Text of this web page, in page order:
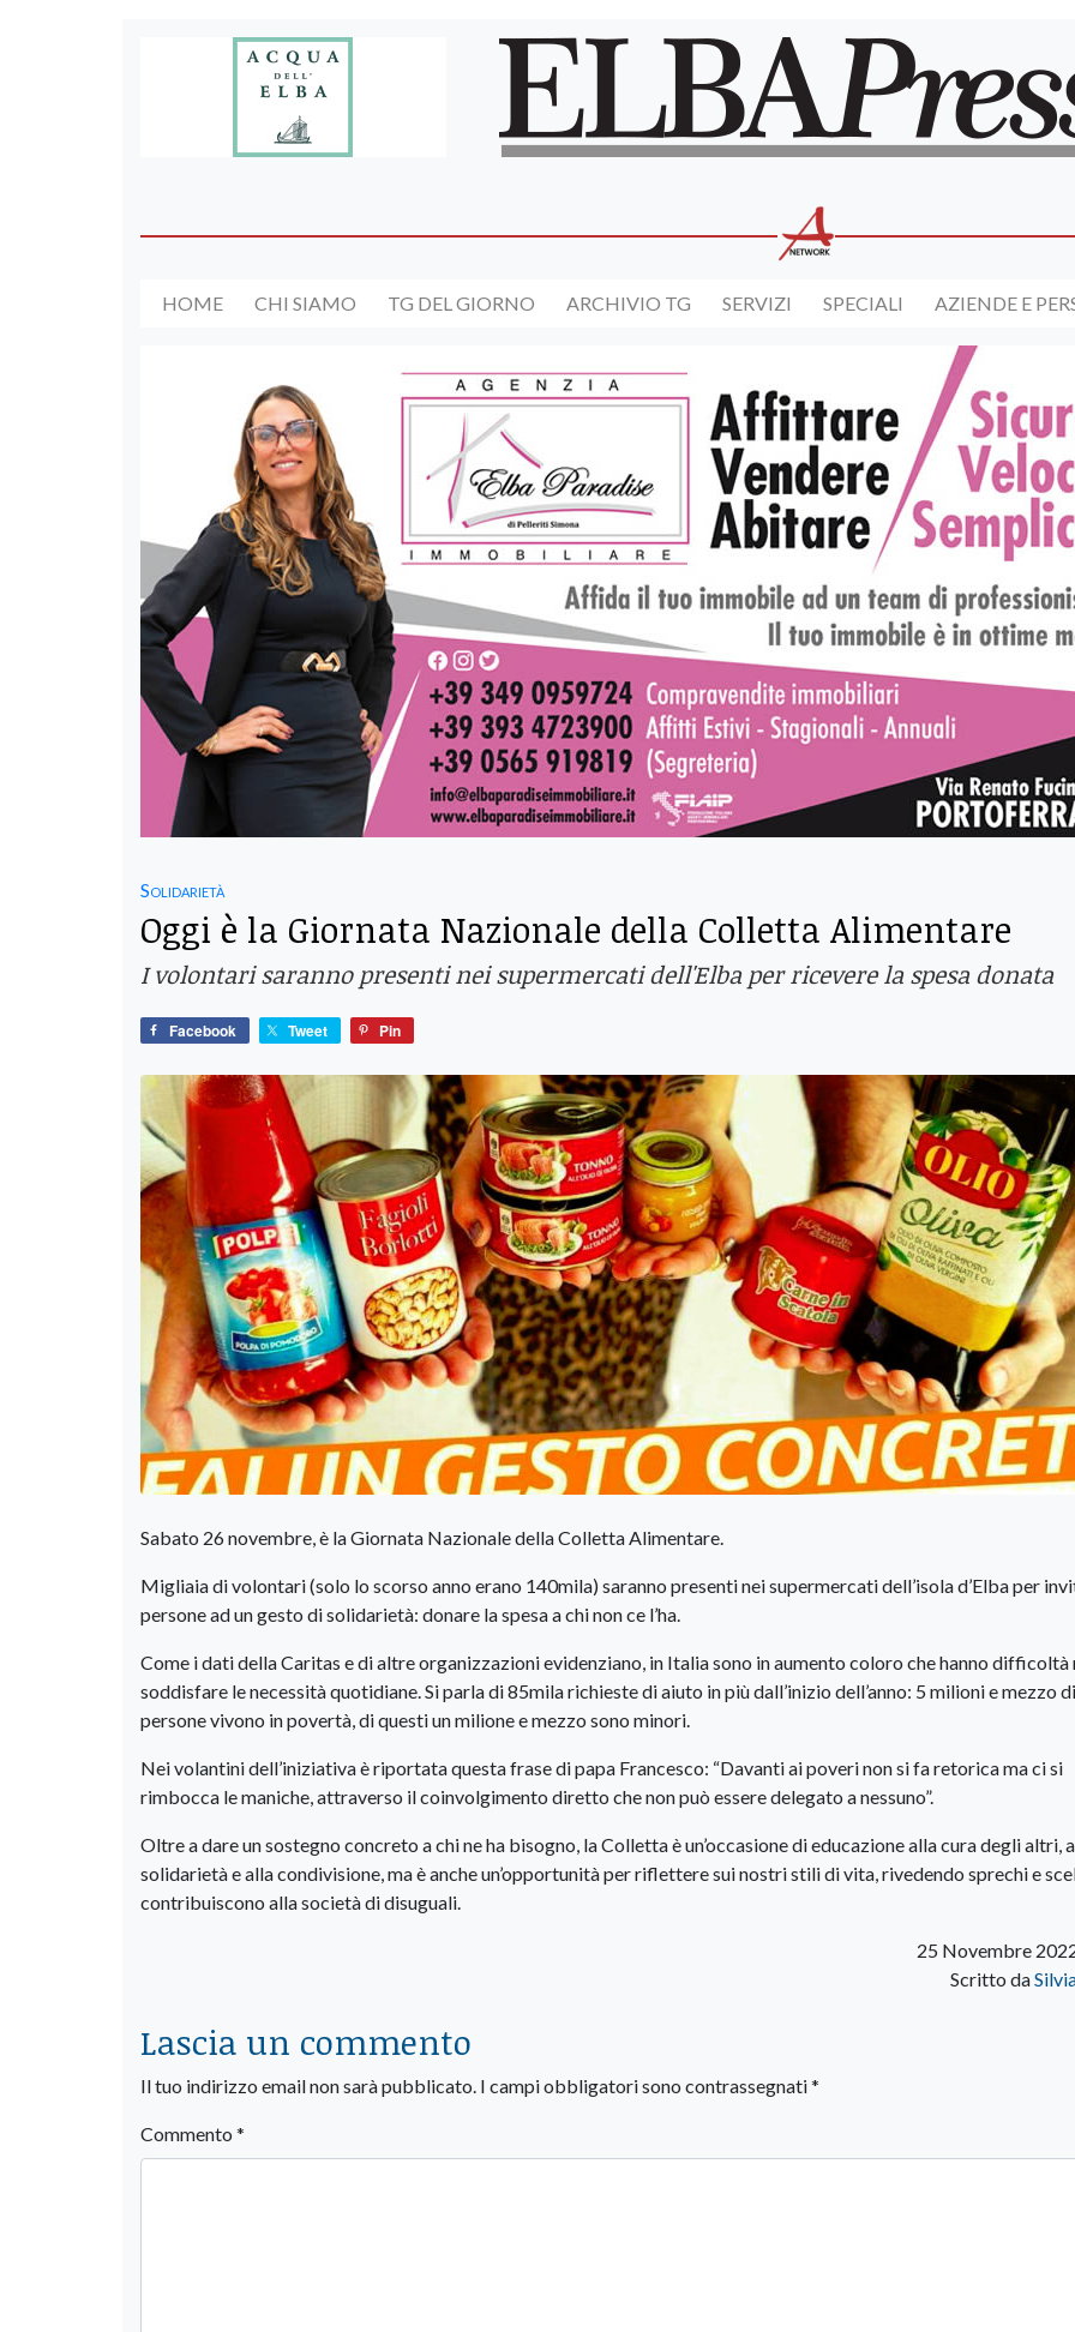
HOME CHI SIAMO TG DEL GIORNO ARCHIVIO TG SERVIZI SPECIALI AZIENDE E
Solidarietà
Oggi è la Giornata Nazionale della Colletta Alimentare
I volontari saranno presenti nei supermercati dell'Elba per ricevere la spesa donata
Facebook Tweet Pin
Sabato 26 novembre, è la Giornata Nazionale della Colletta Alimentare.
Migliaia di volontari (solo lo scorso anno erano 140mila) saranno presenti nei supermercati dell’isola d’Elba per
persone ad un gesto di solidarietà: donare la spesa a chi non ce l’ha.
Come i dati della Caritas e di altre organizzazioni evidenziano, in Italia sono in aumento coloro che hanno difficoltà
soddisfare le necessità quotidiane. Si parla di 85mila richieste di aiuto in più dall’inizio dell’anno: 5 milioni e mezzo di
persone vivono in povertà, di questi un milione e mezzo sono minori.
Nei volantini dell’iniziativa è riportata questa frase di papa Francesco: “Davanti ai poveri non si fa retorica ma ci si
rimbocca le maniche, attraverso il coinvolgimento diretto che non può essere delegato a nessuno”.
Oltre a dare un sostegno concreto a chi ne ha bisogno, la Colletta è un’occasione di educazione alla cura degli altri,
solidarietà e alla condivisione, ma è anche un’opportunità per riflettere sui nostri stili di vita, rivedendo sprechi e
contribuiscono alla società di disuguali.
25 Novembre
Scritto da
Lascia un commento
Il tuo indirizzo email non sarà pubblicato. I campi obbligatori sono contrassegnati*
Commento *